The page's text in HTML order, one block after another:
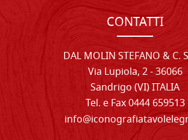
CONTATTI
DAL MOLIN STEFANO & C.
Via Lupiola, 2 - 36066
Sandrigo (VI) ITALIA
Tel. e Fax 0444 659513